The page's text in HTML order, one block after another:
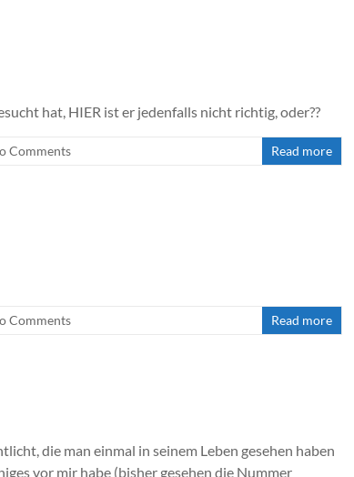
hat, HIER ist er jedenfalls nicht richtig, oder??
Comments Read more
Comments Read more
die man einmal in seinem Leben gesehen haben
vor mir habe (bisher gesehen die Nummer